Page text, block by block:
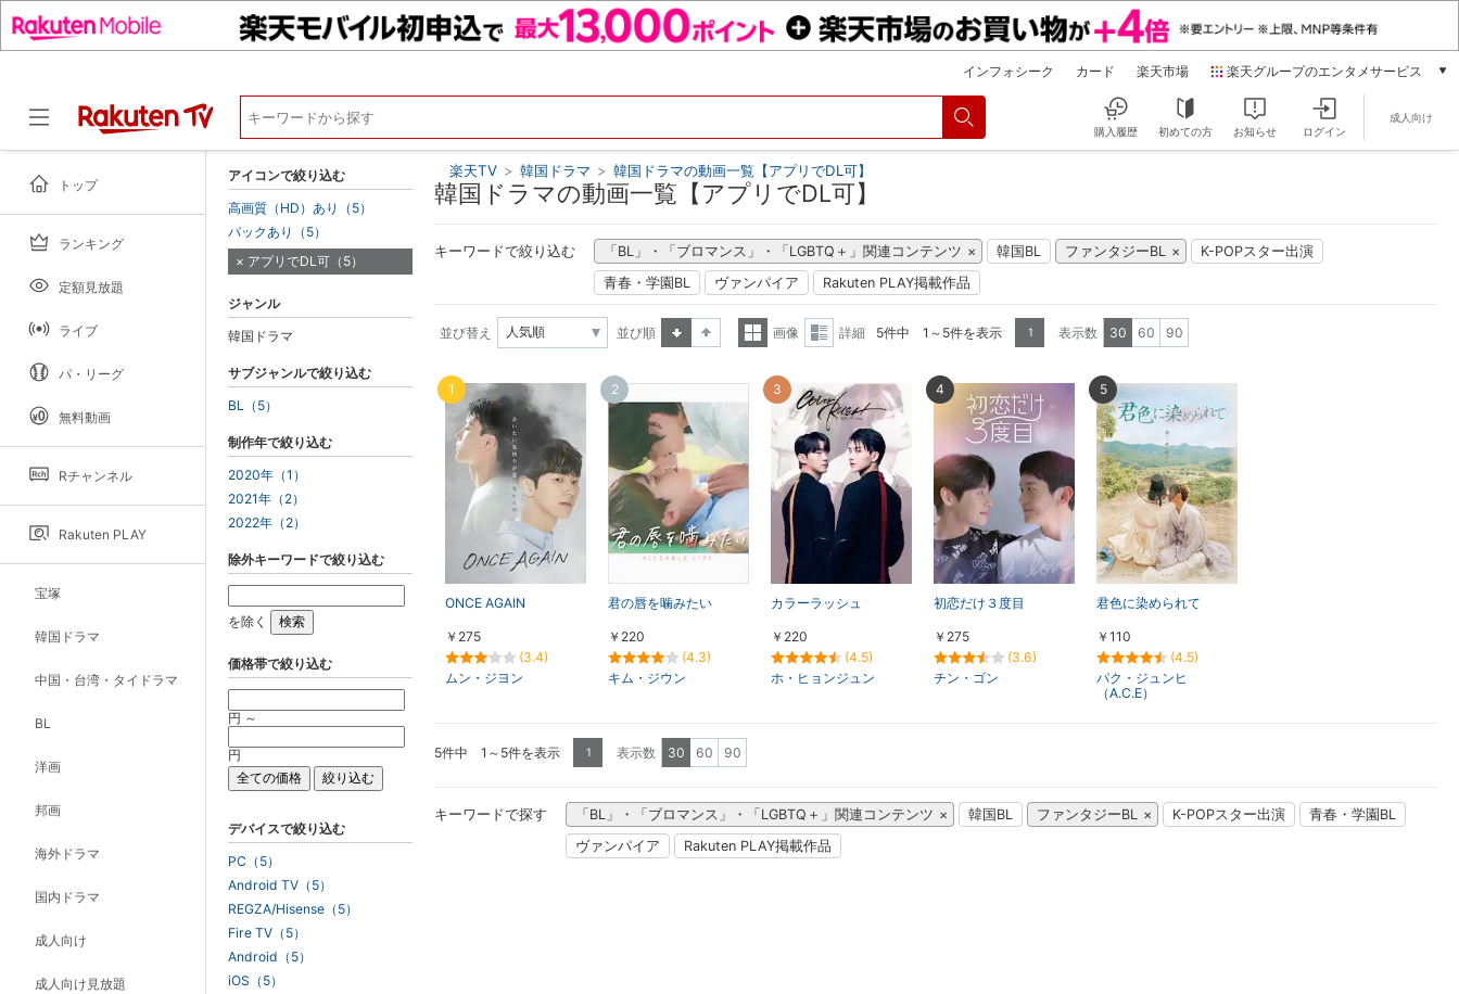
インフォシーク カード 楽天市場 楽天グループのエンタメサービス
本/ゲーム/CD/DVD
雑誌読み放題
動画配信
購入履歴 初めての方 お知らせ ログイン
成人向け
トップ
ランキング
定額見放題
ライブ
パ・リーグ
無料動画
Rチャンネル
Rakuten PLAY
宝塚
韓国ドラマ
中国・台湾・タイドラマ
BL
洋画
邦画
海外ドラマ
国内ドラマ
成人向け
成人向け見放題
楽天TV > 韓国ドラマ > 韓国ドラマの動画一覧【アプリでDL可】
韓国ドラマの動画一覧【アプリでDL可】
キーワードで絞り込む 「BL」・「ブロマンス」・「LGBTQ＋」関連コンテンツ 韓国BL ファンタジーBL
K-POPスター出演
青春・学園BL
ヴァンパイア Rakuten PLAY掲載作品
並び替え
並び順
表示
画像
表示
詳細 5件中 1～5件を表示 1 表示数 30 60 90
ONCE AGAIN
￥275
(3.4)
ムン・ジヨン
1
君の唇を噛みたい
￥220
(4.3)
キム・ジウン
2
カラーラッシュ
￥220
(4.5)
ホ・ヒョンジュン
3
初恋だけ３度目
￥275
(3.6)
チン・ゴン
4
君色に染められて
￥110
(4.5)
パク・ジュンヒ
（A.C.E）
5
5件中 1～5件を表示 1 表示数 30 60 90
キーワードで探す 「BL」・「ブロマンス」・「LGBTQ＋」関連コンテンツ 韓国BL ファンタジーBL K-POPスター出演
青春・学園BL
ヴァンパイア
Rakuten PLAY掲載作品
アイコンで絞り込む
高画質（HD）あり（5）
パックあり（5）
アプリでDL可（5）
ジャンル
韓国ドラマ
サブジャンルで絞り込む
BL（5）
制作年で絞り込む
2020年（1）
2021年（2）
2022年（2）
除外キーワードで絞り込む
を除く
価格帯で絞り込む
円 ～
円
デバイスで絞り込む
PC（5）
Android TV（5）
REGZA/Hisense（5）
Fire TV（5）
Android（5）
iOS（5）